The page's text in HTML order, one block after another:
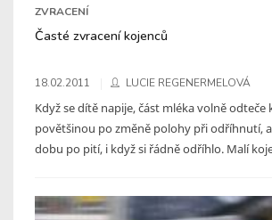
ZVRACENÍ
Časté zvracení kojenců
18.02.2011 LUCIE REGENERMELOVÁ
Když se dítě napije, část mléka volně
povětšinou po změně polohy při odříhnutí,
dobu po pití, i když si řádně odříhlo. Malí